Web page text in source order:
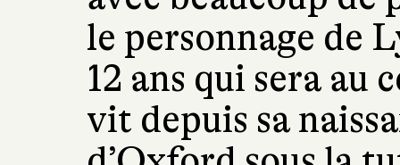
le personnage de
12 ans qui sera au
vit depuis sa